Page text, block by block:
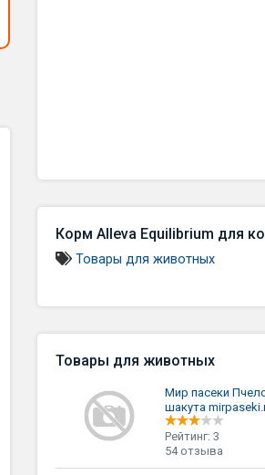
Корм Alleva Equilibrium для
Товары для животных
Товары для животных
Мир пасеки
шакута
Рейтинг: 3
54 отзыва